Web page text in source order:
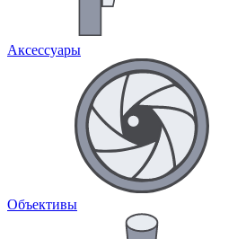
Аксессуары
Объективы